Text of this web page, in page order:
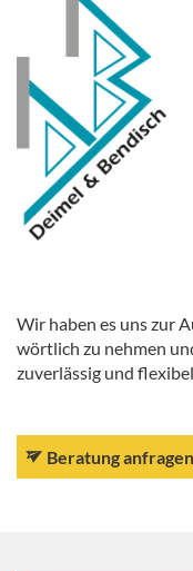
Wir haben es uns zur
wörtlich zu nehmen
zuverlässig und
Beratung anfragen